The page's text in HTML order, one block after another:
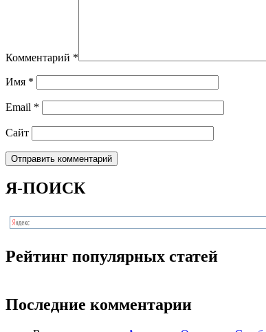
Комментарий *
Имя *
Email *
Сайт
Я-ПОИСК
Рейтинг популярных статей
Последние комментарии